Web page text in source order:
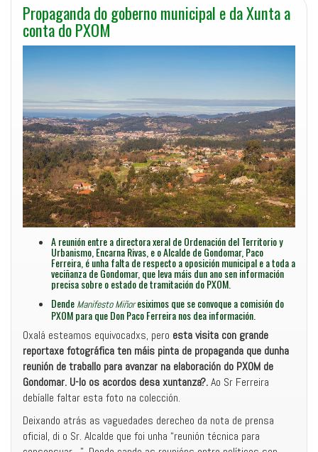
Propaganda do goberno municipal e da Xunta a
conta do PXOM
A reunión entre a directora xeral de Ordenación del Territorio y
Urbanismo, Encarna Rivas, e o Alcalde de Gondomar, Paco
Ferreira, é unha falta de respecto a oposición municipal e a toda a
veciñanza de Gondomar, que leva máis dun ano sen información
precisa sobre o estado de tramitación do PXOM.
Dende Manifesto Miñoresiximos que se convoque a comisión do
PXOM para que Don Paco Ferreira nos dea información.
Oxalá esteamos equivocadxs, pero esta visita con grande
reportaxe fotográfica ten máis pinta de propaganda que dunha
reunión de traballo para avanzar na elaboración do PXOM de
Gondomar. U-lo os acordos desa xuntanza?.Ao Sr Ferreira
debíalle faltar esta foto na colección.
Deixando atrás as vaguedades derecheo da nota de prensa
oficial, di o Sr. Alcalde que foi unha “reunión técnica para